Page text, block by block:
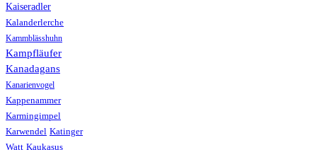
Kaiseradler
Kalanderlerche
Kammblässhuhn
Kampfläufer
Kanadagans
Kanarienvogel
Kappenammer
Karmingimpel
Karwendel Katinger
Watt Kaukasus